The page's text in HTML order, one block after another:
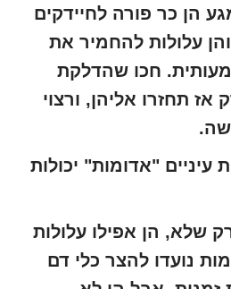
הן כר פורה לחיידקים
עלולות להחמיר את
חכו שהדלקת
אז תחזרו אליהן, ורצוי
עיניים "אדומות" יכולות
שלא, הן אפילו עלולות
נועדו להצר כלי דם